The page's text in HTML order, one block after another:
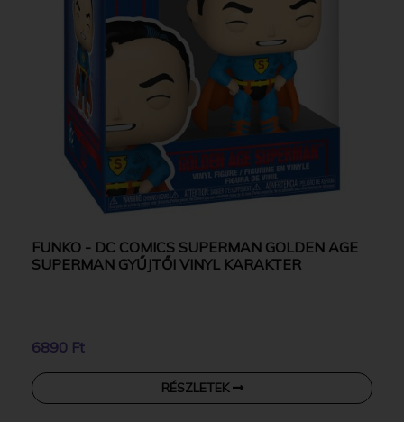
FUNKO - DC COMICS SUPERMAN GOLDEN AGE
SUPERMAN GYŰJTŐI VINYL KARAKTER
6890 Ft
RÉSZLETEK